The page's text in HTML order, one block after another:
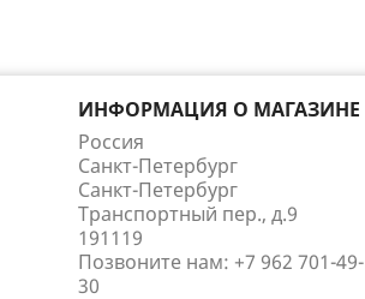
ИНФОРМАЦИЯ О МАГАЗИНЕ
Россия
Санкт-Петербург
Санкт-Петербург
Транспортный пер., д.9
191119
Позвоните нам: +7 962 701-49-
30